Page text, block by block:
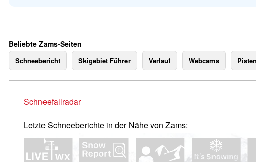
Beliebte Zams-Seiten
Schneebericht Skigebiet Führer Verlauf Webcams
Schneefallradar
Letzte Schneeberichte in der Nähe von Zams: